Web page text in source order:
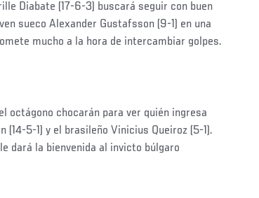
Diabate (17-6-3) buscará seguir con buen
sueco Alexander Gustafsson (9-1) en una
mucho a la hora de intercambiar golpes.
octágono chocarán para ver quién ingresa
(14-5-1) y el brasileño Vinicius Queiroz (5-1).
dará la bienvenida al invicto búlgaro